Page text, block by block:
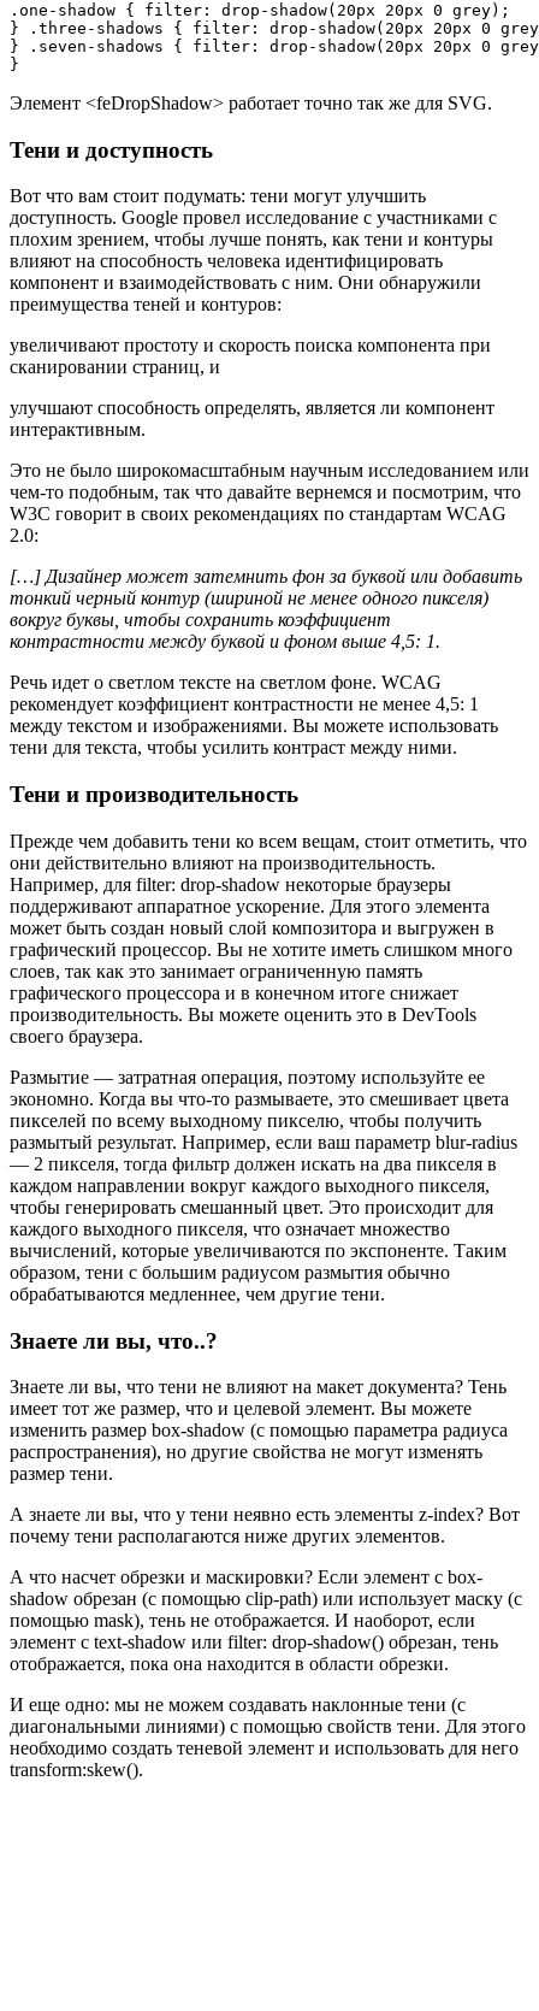
.one-shadow { filter: drop-shadow(20px 20px 0 grey);
} .three-shadows { filter: drop-shadow(20px 20px 0
} .seven-shadows { filter: drop-shadow(20px 20px 0
}
Элемент <feDropShadow> работает точно так же для SVG.
Тени и доступность
Вот что вам стоит подумать: тени могут улучшить
доступность. Google провел исследование с участниками с
плохим зрением, чтобы лучше понять, как тени и контуры
влияют на способность человека идентифицировать
компонент и взаимодействовать с ним. Они обнаружили
преимущества теней и контуров:
увеличивают простоту и скорость поиска компонента при
сканировании страниц, и
улучшают способность определять, является ли компонент
интерактивным.
Это не было широкомасштабным научным исследованием или
чем-то подобным, так что давайте вернемся и посмотрим, что
W3C говорит в своих рекомендациях по стандартам WCAG
2.0:
[…] Дизайнер может затемнить фон за буквой или добавить
тонкий черный контур (шириной не менее одного пикселя)
вокруг буквы, чтобы сохранить коэффициент
контрастности между буквой и фоном выше 4,5: 1.
Речь идет о светлом тексте на светлом фоне. WCAG
рекомендует коэффициент контрастности не менее 4,5: 1
между текстом и изображениями. Вы можете использовать
тени для текста, чтобы усилить контраст между ними.
Тени и производительность
Прежде чем добавить тени ко всем вещам, стоит отметить, что
они действительно влияют на производительность.
Например, для filter: drop-shadow некоторые браузеры
поддерживают аппаратное ускорение. Для этого элемента
может быть создан новый слой композитора и выгружен в
графический процессор. Вы не хотите иметь слишком много
слоев, так как это занимает ограниченную память
графического процессора и в конечном итоге снижает
производительность. Вы можете оценить это в DevTools
своего браузера.
Размытие — затратная операция, поэтому используйте ее
экономно. Когда вы что-то размываете, это смешивает цвета
пикселей по всему выходному пикселю, чтобы получить
размытый результат. Например, если ваш параметр blur-radius
— 2 пикселя, тогда фильтр должен искать на два пикселя в
каждом направлении вокруг каждого выходного пикселя,
чтобы генерировать смешанный цвет. Это происходит для
каждого выходного пикселя, что означает множество
вычислений, которые увеличиваются по экспоненте. Таким
образом, тени с большим радиусом размытия обычно
обрабатываются медленнее, чем другие тени.
Знаете ли вы, что..?
Знаете ли вы, что тени не влияют на макет документа? Тень
имеет тот же размер, что и целевой элемент. Вы можете
изменить размер box-shadow (с помощью параметра радиуса
распространения), но другие свойства не могут изменять
размер тени.
А знаете ли вы, что у тени неявно есть элементы z-index? Вот
почему тени располагаются ниже других элементов.
А что насчет обрезки и маскировки? Если элемент с box-
shadow обрезан (с помощью clip-path) или использует маску (с
помощью mask), тень не отображается. И наоборот, если
элемент с text-shadow или filter: drop-shadow() обрезан, тень
отображается, пока она находится в области обрезки.
И еще одно: мы не можем создавать наклонные тени (с
диагональными линиями) с помощью свойств тени. Для этого
необходимо создать теневой элемент и использовать для него
transform:skew().